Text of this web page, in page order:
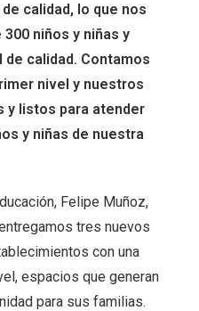
calidad, lo que nos
niños y niñas y
calidad. Contamos
nivel y nuestros
y listos para atender
y niñas de nuestra
Felipe Muñoz,
tres nuevos
con una
espacios que generan
para sus familias.